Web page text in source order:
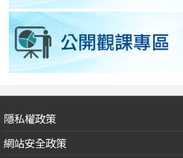
隱私權政策
網站安全政策